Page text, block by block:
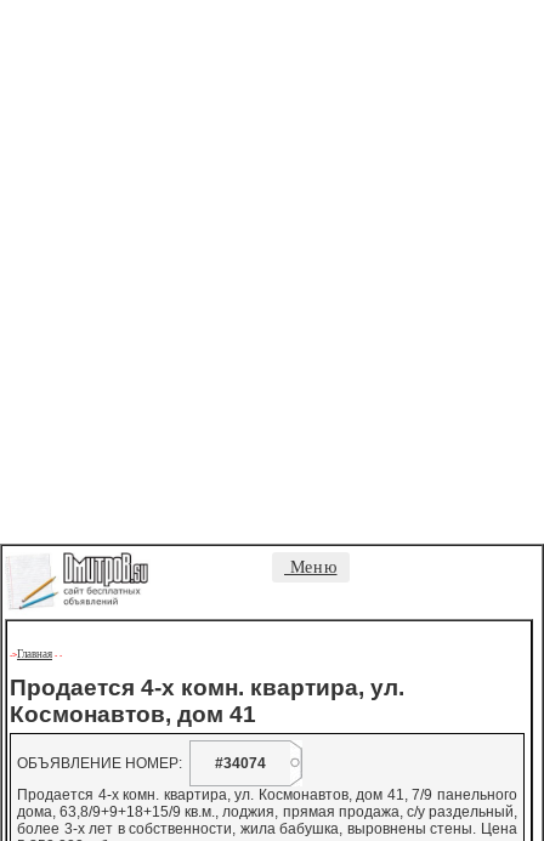
Меню
->Главная - -
Продается 4-х комн. квартира, ул.
Космонавтов, дом 41
ОБЪЯВЛЕНИЕ НОМЕР:
#34074
Продается 4-х комн. квартира, ул. Космонавтов, дом 41, 7/9 панельного
дома, 63,8/9+9+18+15/9 кв.м., лоджия, прямая продажа, с/у раздельный,
более 3-х лет в собственности, жила бабушка, выровнены стены. Цена